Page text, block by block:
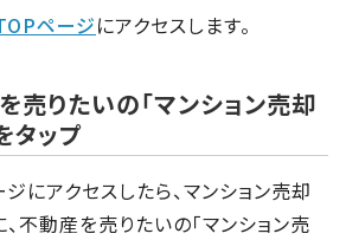
ページにアクセスします。
売りたいの「マンション売却
タップ
にアクセスしたら、マンション売却
不動産を売りたいの「マンション売